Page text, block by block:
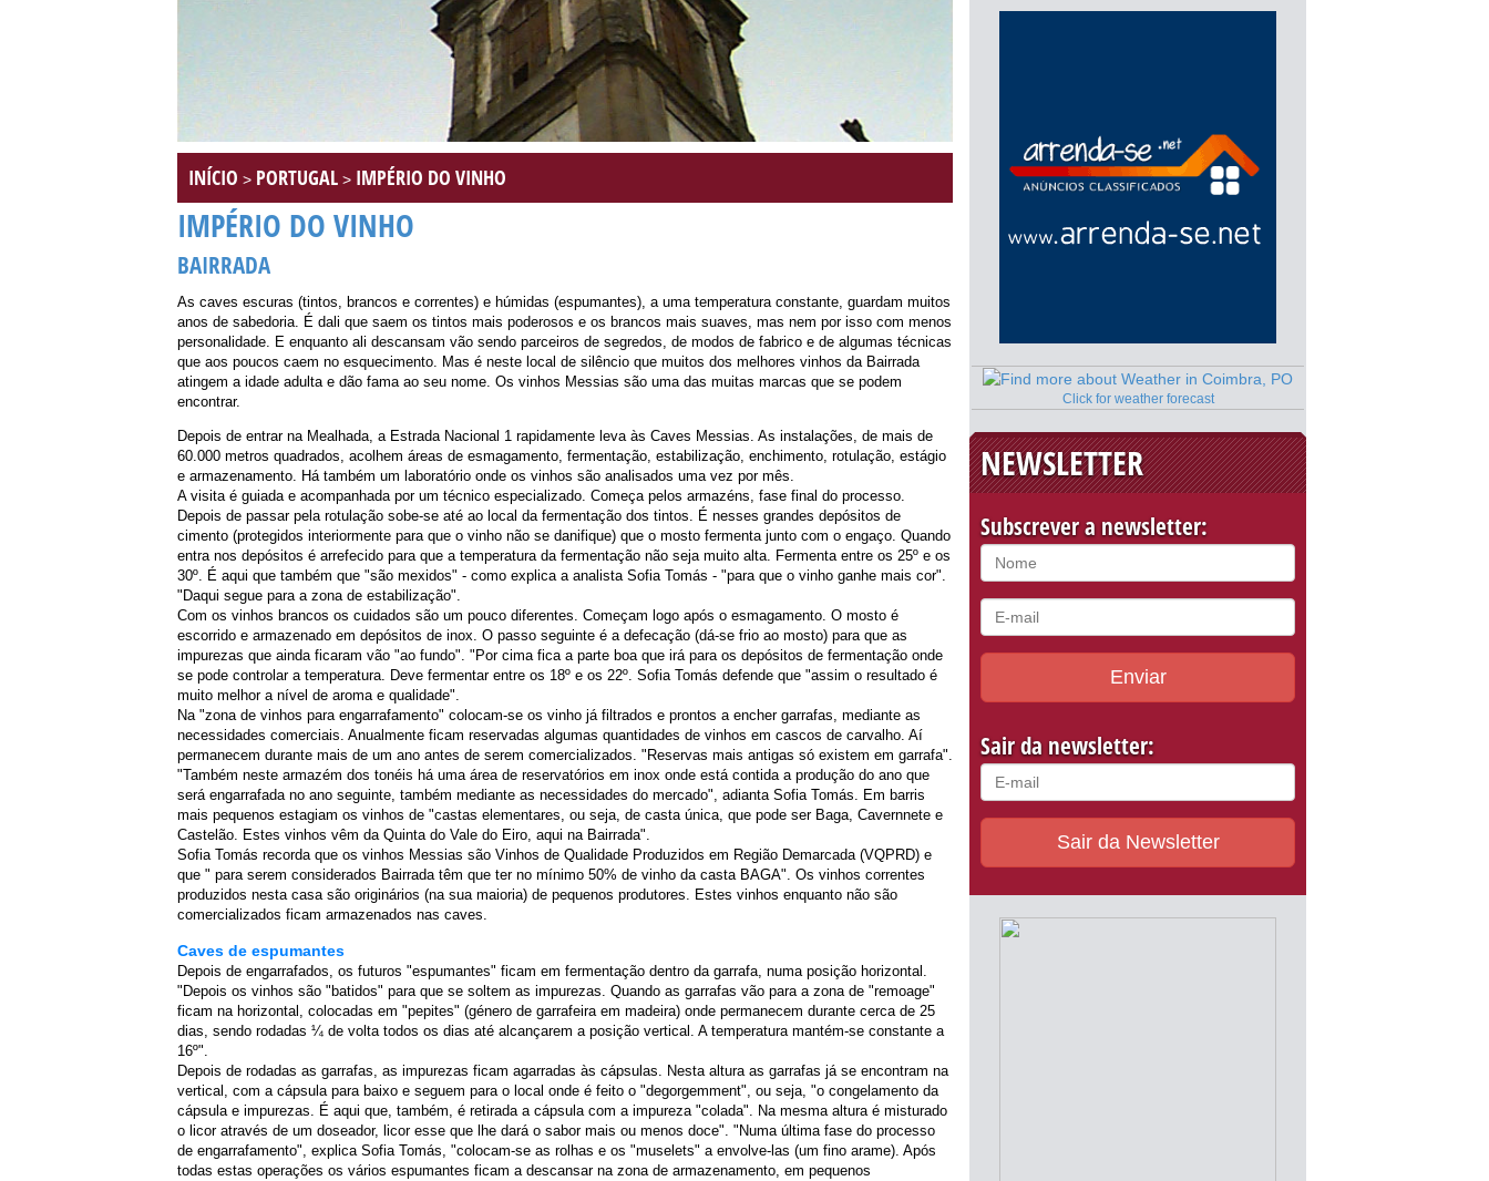
INÍCIO > PORTUGAL > IMPÉRIO DO VINHO
IMPÉRIO DO VINHO
BAIRRADA
As caves escuras (tintos, brancos e correntes) e húmidas (espumantes), a uma temperatura constante, guardam muitos
anos de sabedoria. É dali que saem os tintos mais poderosos e os brancos mais suaves, mas nem por isso com menos
personalidade. E enquanto ali descansam vão sendo parceiros de segredos, de modos de fabrico e de algumas técnicas
que aos poucos caem no esquecimento. Mas é neste local de silêncio que muitos dos melhores vinhos da Bairrada
atingem a idade adulta e dão fama ao seu nome. Os vinhos Messias são uma das muitas marcas que se podem
encontrar.
Depois de entrar na Mealhada, a Estrada Nacional 1 rapidamente leva às Caves Messias. As instalações, de mais de
60.000 metros quadrados, acolhem áreas de esmagamento, fermentação, estabilização, enchimento, rotulação, estágio
e armazenamento. Há também um laboratório onde os vinhos são analisados uma vez por mês.
A visita é guiada e acompanhada por um técnico especializado. Começa pelos armazéns, fase final do processo.
Depois de passar pela rotulação sobe-se até ao local da fermentação dos tintos. É nesses grandes depósitos de
cimento (protegidos interiormente para que o vinho não se danifique) que o mosto fermenta junto com o engaço. Quando
entra nos depósitos é arrefecido para que a temperatura da fermentação não seja muito alta. Fermenta entre os 25º e os
30º. É aqui que também que "são mexidos" - como explica a analista Sofia Tomás - "para que o vinho ganhe mais cor".
"Daqui segue para a zona de estabilização".
Com os vinhos brancos os cuidados são um pouco diferentes. Começam logo após o esmagamento. O mosto é
escorrido e armazenado em depósitos de inox. O passo seguinte é a defecação (dá-se frio ao mosto) para que as
impurezas que ainda ficaram vão "ao fundo". "Por cima fica a parte boa que irá para os depósitos de fermentação onde
se pode controlar a temperatura. Deve fermentar entre os 18º e os 22º. Sofia Tomás defende que "assim o resultado é
muito melhor a nível de aroma e qualidade".
Na "zona de vinhos para engarrafamento" colocam-se os vinho já filtrados e prontos a encher garrafas, mediante as
necessidades comerciais. Anualmente ficam reservadas algumas quantidades de vinhos em cascos de carvalho. Aí
permanecem durante mais de um ano antes de serem comercializados. "Reservas mais antigas só existem em garrafa".
"Também neste armazém dos tonéis há uma área de reservatórios em inox onde está contida a produção do ano que
será engarrafada no ano seguinte, também mediante as necessidades do mercado", adianta Sofia Tomás. Em barris
mais pequenos estagiam os vinhos de "castas elementares, ou seja, de casta única, que pode ser Baga, Cavernnete e
Castelão. Estes vinhos vêm da Quinta do Vale do Eiro, aqui na Bairrada".
Sofia Tomás recorda que os vinhos Messias são Vinhos de Qualidade Produzidos em Região Demarcada (VQPRD) e
que " para serem considerados Bairrada têm que ter no mínimo 50% de vinho da casta BAGA". Os vinhos correntes
produzidos nesta casa são originários (na sua maioria) de pequenos produtores. Estes vinhos enquanto não são
comercializados ficam armazenados nas caves.
Caves de espumantes
Depois de engarrafados, os futuros "espumantes" ficam em fermentação dentro da garrafa, numa posição horizontal.
"Depois os vinhos são "batidos" para que se soltem as impurezas. Quando as garrafas vão para a zona de "remoage"
ficam na horizontal, colocadas em "pepites" (género de garrafeira em madeira) onde permanecem durante cerca de 25
dias, sendo rodadas ¼ de volta todos os dias até alcançarem a posição vertical. A temperatura mantém-se constante a
16º".
Depois de rodadas as garrafas, as impurezas ficam agarradas às cápsulas. Nesta altura as garrafas já se encontram na
vertical, com a cápsula para baixo e seguem para o local onde é feito o "degorgemment", ou seja, "o congelamento da
cápsula e impurezas. É aqui que, também, é retirada a cápsula com a impureza "colada". Na mesma altura é misturado
o licor através de um doseador, licor esse que lhe dará o sabor mais ou menos doce". "Numa última fase do processo
de engarrafamento", explica Sofia Tomás, "colocam-se as rolhas e os "muselets" a envolve-las (um fino arame). Após
todas estas operações os vários espumantes ficam a descansar na zona de armazenamento, em pequenos
Click for weather forecast
NEWSLETTER
Subscrever a newsletter:
Enviar
Sair da newsletter:
Sair da Newsletter